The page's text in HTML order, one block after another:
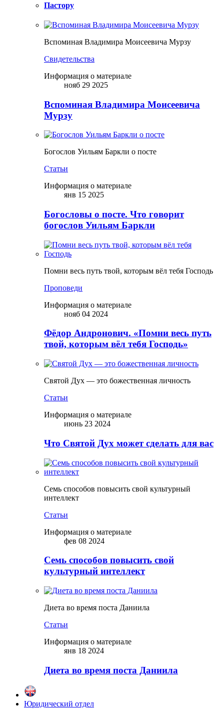
Пастору
Вспоминая Владимира Моисеевича Мурзу
Свидетельства
Информация о материале
нояб 29 2025
Вспоминая Владимира Моисеевича
Мурзу
Богослов Уильям Баркли о посте
Статьи
Информация о материале
янв 15 2025
Богословы о посте. Что говорит
богослов Уильям Баркли
Помни весь путь твой, которым вёл тебя Господь
Проповеди
Информация о материале
нояб 04 2024
Фёдор Андронович. «Помни весь путь
твой, которым вёл тебя Господь»
Святой Дух — это божественная личность
Статьи
Информация о материале
июнь 23 2024
Что Святой Дух может сделать для вас
Семь способов повысить свой культурный
интеллект
Статьи
Информация о материале
фев 08 2024
Семь способов повысить свой
культурный интеллект
Диета во время поста Даниила
Статьи
Информация о материале
янв 18 2024
Диета во время поста Даниила
Юридический отдел